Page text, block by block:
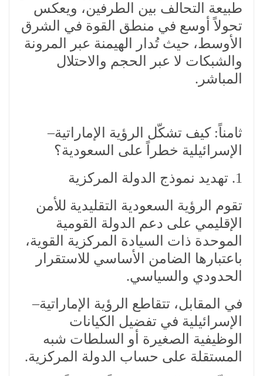
طبيعة التحالف بين الطرفين، ويعكس
تحولاً أوسع في منطق القوة في الشرق
الأوسط، حيث تُدار الهيمنة عبر المرونة
والشبكات لا عبر الحجم والاحتلال
المباشر.
ثامناً: كيف تشكّل الرؤية الإماراتية–
الإسرائيلية خطراً على السعودية؟
1. تهديد نموذج الدولة المركزية
تقوم الرؤية السعودية التقليدية للأمن
الإقليمي على دعم الدولة القومية
الموحدة ذات السيادة المركزية القوية،
باعتبارها الضامن الأساسي للاستقرار
الحدودي والسياسي.
في المقابل، تتقاطع الرؤية الإماراتية–
الإسرائيلية في تفضيل الكيانات
الوظيفية الصغيرة أو السلطات شبه
المستقلة على حساب الدولة المركزية.